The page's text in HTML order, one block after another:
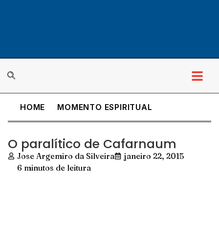
HOME MOMENTO ESPIRITUAL
O paralítico de Cafarnaum
Jose Argemiro da Silveira
janeiro 22, 2015
6 minutos de leitura